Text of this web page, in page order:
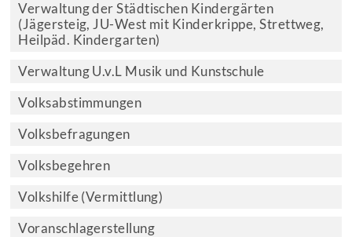
Verwaltung der Städtischen Kindergärten
(Jägersteig, JU-West mit Kinderkrippe, Strettweg,
Heilpäd. Kindergarten)
Verwaltung U.v.L Musik und Kunstschule
Volksabstimmungen
Volksbefragungen
Volksbegehren
Volkshilfe (Vermittlung)
Voranschlagerstellung